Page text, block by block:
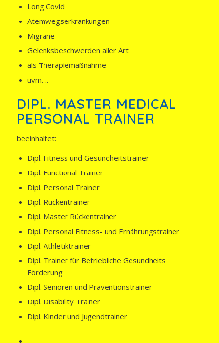
Long Covid
Atemwegserkrankungen
Migräne
Gelenksbeschwerden aller Art
als Therapiemaßnahme
uvm….
DIPL. MASTER MEDICAL
PERSONAL TRAINER
beeinhaltet:
Dipl. Fitness und Gesundheitstrainer
Dipl. Functional Trainer
Dipl. Personal Trainer
Dipl. Rückentrainer
Dipl. Master Rückentrainer
Dipl. Personal Fitness- und Ernährungstrainer
Dipl. Athletiktrainer
Dipl. Trainer für Betriebliche Gesundheits
Förderung
Dipl. Senioren und Präventionstrainer
Dipl. Disability Trainer
Dipl. Kinder und Jugendtrainer